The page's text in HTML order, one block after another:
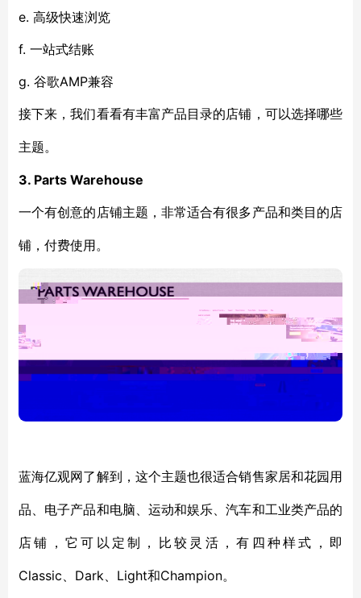
e. 高级快速浏览
f. 一站式结账
g. 谷歌AMP兼容
接下来，我们看看有丰富产品目录的店铺，可以选择哪些
主题。
3. Parts Warehouse
一个有创意的店铺主题，非常适合有很多产品和类目的店
铺，付费使用。
蓝海亿观网了解到，这个主题也很适合销售家居和花园用
品、电子产品和电脑、运动和娱乐、汽车和工业类产品的
店铺，它可以定制，比较灵活，有四种样式，即
Classic、Dark、Light和Champion。